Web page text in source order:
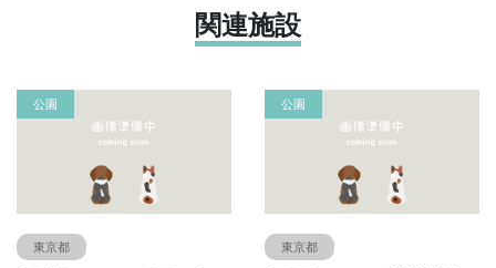
関連施設
公園
東京都
公園
東京都